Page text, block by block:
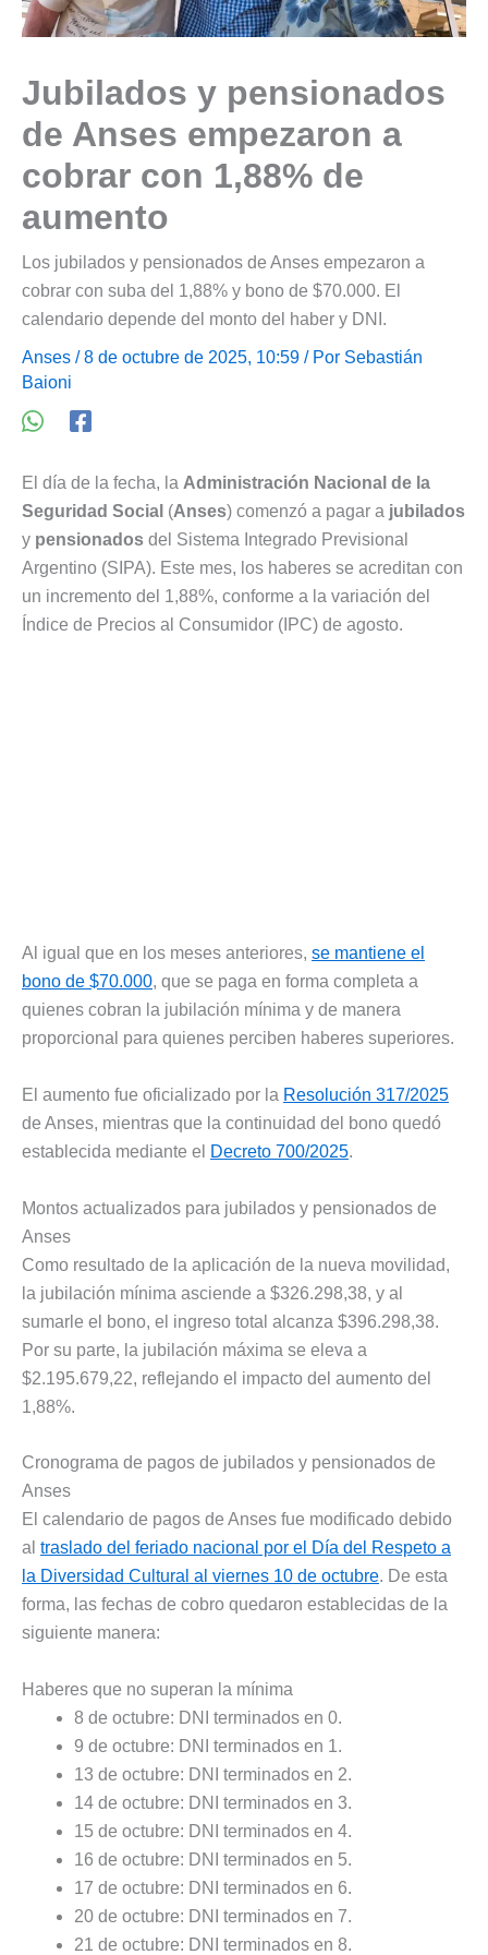
Jubilados y pensionados
de Anses empezaron a
cobrar con 1,88% de
aumento
Los jubilados y pensionados de Anses empezaron a
cobrar con suba del 1,88% y bono de $70.000. El
calendario depende del monto del haber y DNI.
Anses / 8 de octubre de 2025, 10:59 / Por Sebastián
Baioni
El día de la fecha, la Administración Nacional de la
Seguridad Social (Anses) comenzó a pagar a jubilados
y pensionados del Sistema Integrado Previsional
Argentino (SIPA). Este mes, los haberes se acreditan con
un incremento del 1,88%, conforme a la variación del
Índice de Precios al Consumidor (IPC) de agosto.
Al igual que en los meses anteriores, se mantiene el
bono de $70.000, que se paga en forma completa a
quienes cobran la jubilación mínima y de manera
proporcional para quienes perciben haberes superiores.
El aumento fue oficializado por la Resolución 317/2025
de Anses, mientras que la continuidad del bono quedó
establecida mediante el
Decreto 700/2025.
Montos actualizados para jubilados y pensionados de
Anses
Como resultado de la aplicación de la nueva movilidad,
la jubilación mínima asciende a $326.298,38, y al
sumarle el bono, el ingreso total alcanza $396.298,38.
Por su parte, la jubilación máxima se eleva a
$2.195.679,22, reflejando el impacto del aumento del
1,88%.
Cronograma de pagos de jubilados y pensionados de
Anses
El calendario de pagos de Anses fue modificado debido
al traslado del feriado nacional por el Día del Respeto a
la Diversidad Cultural al viernes 10 de octubre. De esta
forma, las fechas de cobro quedaron establecidas de la
siguiente manera:
Haberes que no superan la mínima
8 de octubre: DNI terminados en 0.
9 de octubre: DNI terminados en 1.
13 de octubre: DNI terminados en 2.
14 de octubre: DNI terminados en 3.
15 de octubre: DNI terminados en 4.
16 de octubre: DNI terminados en 5.
17 de octubre: DNI terminados en 6.
20 de octubre: DNI terminados en 7.
21 de octubre: DNI terminados en 8.